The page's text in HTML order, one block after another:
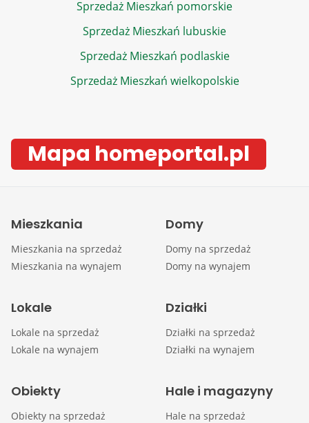
Sprzedaż Mieszkań pomorskie
Sprzedaż Mieszkań lubuskie
Sprzedaż Mieszkań podlaskie
Sprzedaż Mieszkań wielkopolskie
Mapa homeportal.pl
Mieszkania
Mieszkania na sprzedaż
Mieszkania na wynajem
Domy
Domy na sprzedaż
Domy na wynajem
Lokale
Lokale na sprzedaż
Lokale na wynajem
Działki
Działki na sprzedaż
Działki na wynajem
Obiekty
Obiekty na sprzedaż
Hale i magazyny
Hale na sprzedaż